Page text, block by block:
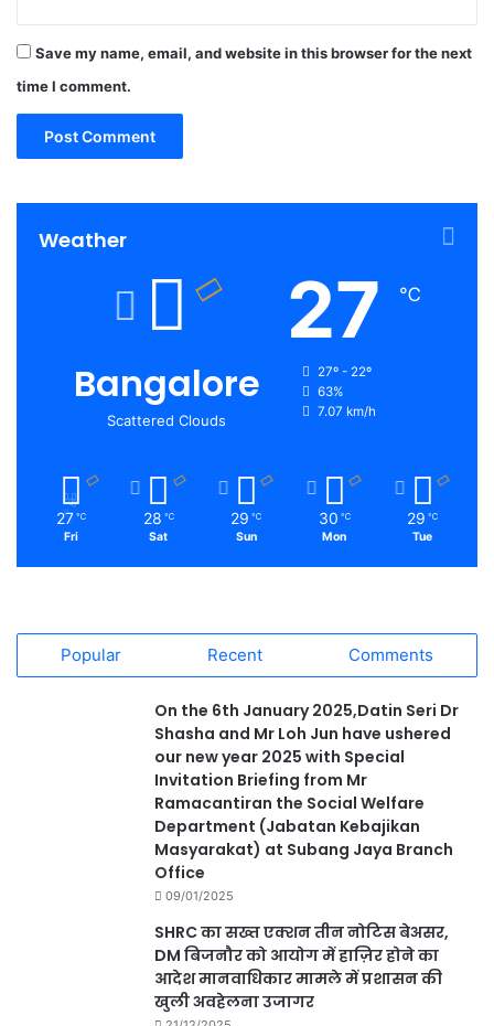
Save my name, email, and website in this browser for the next
time I comment.
Weather
Bangalore
Scattered Clouds
27 ℃
27º - 22º
63%
7.07 km/h
27 ℃
Fri
28 ℃
Sat
29 ℃
Sun
30 ℃
Mon
29 ℃
Tue
Popular Recent Comments
On the 6th January 2025,Datin Seri Dr
Shasha and Mr Loh Jun have ushered
our new year 2025 with Special
Invitation Briefing from Mr
Ramacantiran the Social Welfare
Department (Jabatan Kebajikan
Masyarakat) at Subang Jaya Branch
Office
09/01/2025
SHRC का सख्त एक्शन तीन नोटिस बेअसर,
DM बिजनौर को आयोग में हाज़िर होने का
आदेश मानवाधिकार मामले में प्रशासन की
खुली अवहेलना उजागर